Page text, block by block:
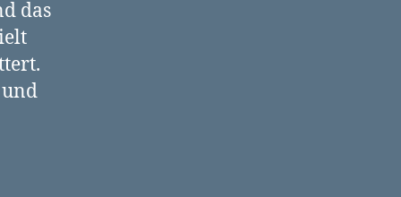
das